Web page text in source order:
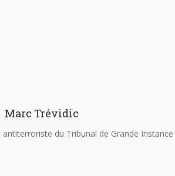
Marc Trévidic
du Tribunal de Grande Instance